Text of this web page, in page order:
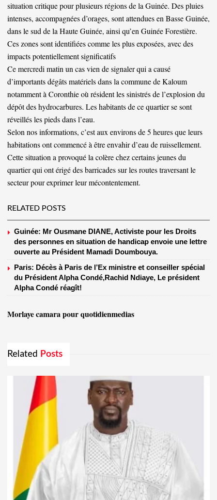
situation critique pour plusieurs régions de la Guinée. Des pluies
intenses, accompagnées d’orages, sont attendues en Basse Guinée,
dans le sud de la Haute Guinée, ainsi qu’en Guinée Forestière.
Ces zones sont identifiées comme les plus exposées, avec des
impacts potentiellement significatifs
Ce mercredi matin un cas vien de signaler qui a causé
d’importants dégâts matériels dans la commune de Kaloum
notamment à Coronthie où résident les sinistrés de l’explosion du
dépôt des hydrocarbures. Les habitants de ce quartier se sont
réveillés les pieds dans l’eau.
Selon nos informations, c’est aux environs de 5 heures que leurs
habitations ont commencé à être envahir d’eau de ruissellement.
Cette situation a provoqué la colère chez certains jeunes du
quartier qui ont érigé des barricades sur les routes traversant le
secteur pour exprimer leur mécontentement.
RELATED POSTS
Guinée: Mr Ousmane DIANE, Activiste pour les Droits
des personnes en situation de handicap envoie une lettre
ouverte au Président Mamadi Doumbouya.
Paris: Décès à Paris de l’Ex ministre et conseiller spécial
du Président Alpha Condé,Rachid Ndiaye, Le président
Alpha Condé réagît!
Morlaye camara pour quotidienmedias
Related Posts